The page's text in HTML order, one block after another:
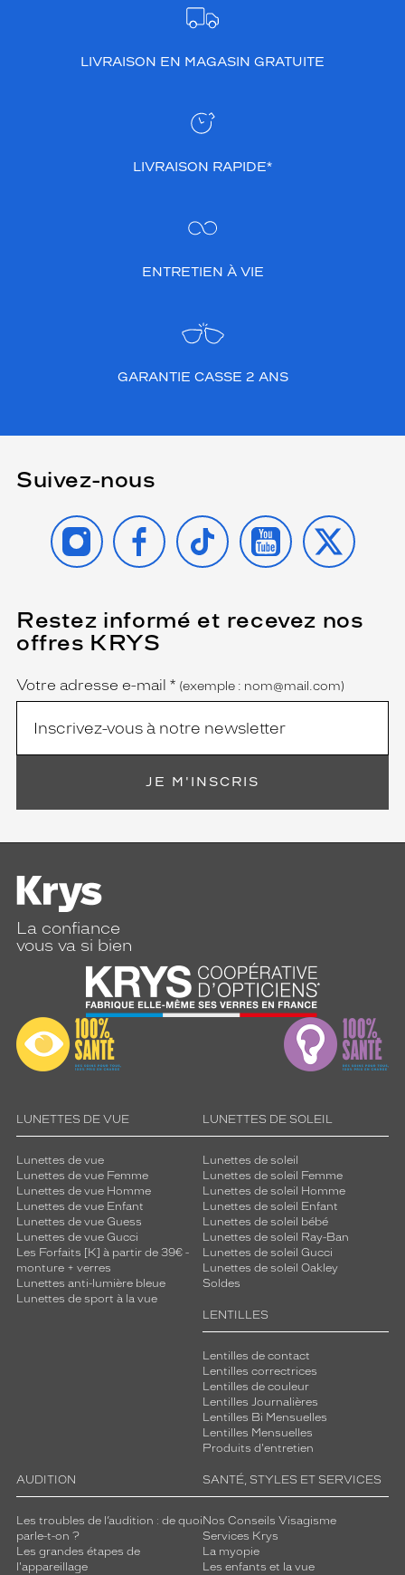
LIVRAISON EN MAGASIN GRATUITE
LIVRAISON RAPIDE*
ENTRETIEN À VIE
GARANTIE CASSE 2 ANS
Suivez-nous
INSTAGRAMFACEBOOK
TIKTOK YOUTUBE
X
Restez informé et recevez nos
offres KRYS
Name
Votre adresse e-mail *
(Ce
champ
est
obligatoire)
(exemple : nom@mail.com)
JE M'INSCRIS
La confiance
vous va si bien
LUNETTES DE VUE
Lunettes de vue
Lunettes de vue Femme
Lunettes de vue Homme
Lunettes de vue Enfant
Lunettes de vue Guess
Lunettes de vue Gucci
Les Forfaits [K] à partir de 39€ -
monture + verres
Lunettes anti-lumière bleue
Lunettes de sport à la vue
LUNETTES DE SOLEIL
Lunettes de soleil
Lunettes de soleil Femme
Lunettes de soleil Homme
Lunettes de soleil Enfant
Lunettes de soleil bébé
Lunettes de soleil Ray-Ban
Lunettes de soleil Gucci
Lunettes de soleil Oakley
Soldes
LENTILLES
Lentilles de contact
Lentilles correctrices
Lentilles de couleur
Lentilles Journalières
Lentilles Bi Mensuelles
Lentilles Mensuelles
Produits d'entretien
AUDITION
Les troubles de l’audition : de quoi
parle-t-on ?
Les grandes étapes de
l'appareillage
SANTÉ, STYLES ET SERVICES
Nos Conseils Visagisme
Services Krys
La myopie
Les enfants et la vue